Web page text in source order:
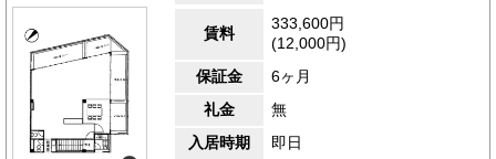
賃料
333,600円
(12,000円)
保証金
6ヶ月
礼金
無
入居時期
即日